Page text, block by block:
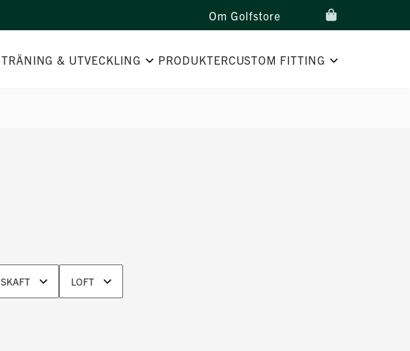
Om Golfstore
TRÄNING & UTVECKLING PRODUKTERCUSTOM FITTING
SKAFT LOFT